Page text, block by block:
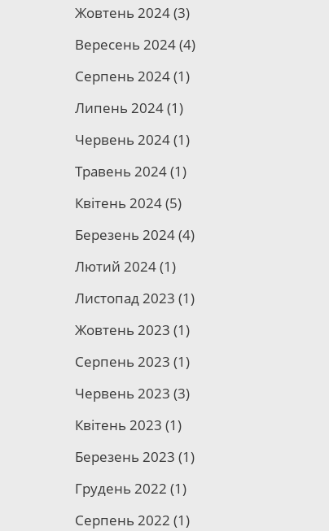
Жовтень 2024(3)
Вересень 2024(4)
Серпень 2024(1)
Липень 2024(1)
Червень 2024(1)
Травень 2024(1)
Квітень 2024(5)
Березень 2024(4)
Лютий 2024(1)
Листопад 2023 (1)
Жовтень 2023 (1)
Серпень 2023 (1)
Червень 2023 (3)
Квітень 2023 (1)
Березень 2023 (1)
Грудень 2022 (1)
Серпень 2022 (1)